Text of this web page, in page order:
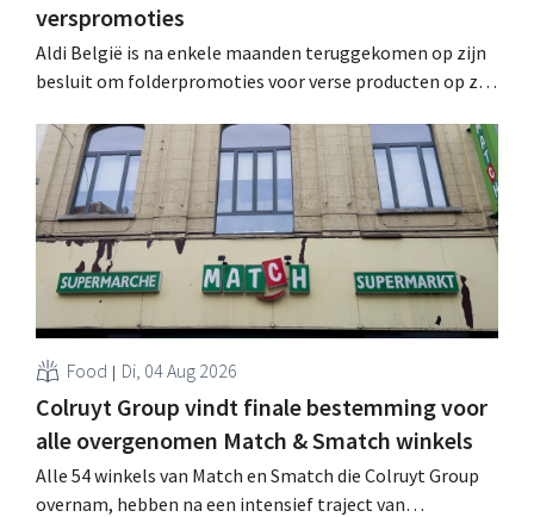
verspromoties
Aldi België is na enkele maanden teruggekomen op zijn
besluit om folderpromoties voor verse producten op zijn
werking treden: "Onze klanten willen goed
geïnformeerd worden." .
Food Di, 04 Aug 2026
Colruyt Group vindt finale bestemming voor
alle overgenomen Match & Smatch winkels
Alle 54 winkels van Match en Smatch die Colruyt Group
overnam, hebben na een intensief traject van